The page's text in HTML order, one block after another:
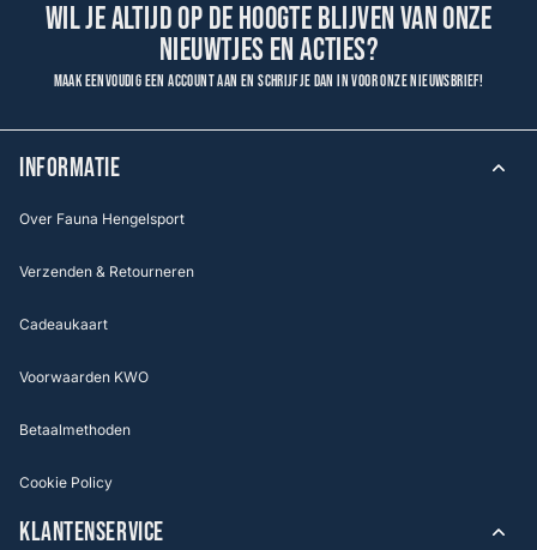
Wil je altijd op de hoogte blijven van onze
nieuwtjes en acties?
Maak eenvoudig een account aan en schrijf je dan in voor onze nieuwsbrief!
INFORMATIE
Over Fauna Hengelsport
Verzenden & Retourneren
Cadeaukaart
Voorwaarden KWO
Betaalmethoden
Cookie Policy
KLANTENSERVICE